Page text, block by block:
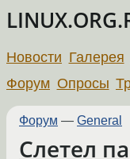
Новости Галерея
Форум Опросы
Форум — General
Слетел